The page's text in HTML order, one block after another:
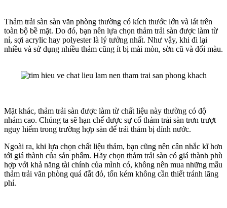
Thảm trải sàn sàn văn phòng thường có kích thước lớn và lát trên
toàn bộ bề mặt. Do đó, bạn nên lựa chọn thảm trải sàn được làm từ
nỉ, sợi acrylic hay polyester là lý tưởng nhất. Như vậy, khi đi lại
nhiều và sử dụng nhiều thảm cũng ít bị mài mòn, sờn cũ và đổi màu.
Mặt khác, thảm trải sàn được làm từ chất liệu này thường có độ
nhám cao. Chúng ta sẽ hạn chế được sự cố thảm trải sàn trơn trượt
nguy hiểm trong trường hợp sàn để trải thảm bị dính nước.
Ngoài ra, khi lựa chọn chất liệu thảm, bạn cũng nên cân nhắc kĩ hơn
tới giá thành của sản phẩm. Hãy chọn thảm trải sàn có giá thành phù
hợp với khả năng tài chính của mình có, không nên mua những mẫu
thảm trải văn phòng quá đắt đỏ, tốn kém không cần thiết tránh lãng
phí.